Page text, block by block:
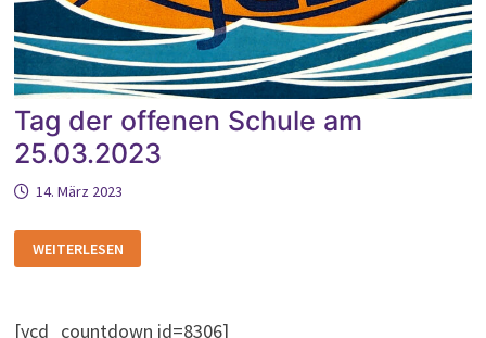
Tag der offenen Schule am
25.03.2023
14. März 2023
DER
OFFENEN
WEITERLESEN
[ycd_countdown id=8306]